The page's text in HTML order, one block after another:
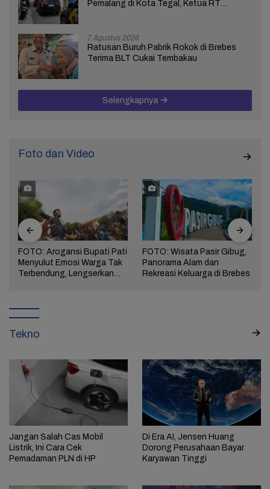
Pemalang di Kota Tegal, Ketua RT
7 Agustus 2026
Ratusan Buruh Pabrik Rokok di Brebes
Terima BLT Cukai Tembakau
Selengkapnya
Foto dan Video
FOTO: Arogansi Bupati Pati
Menyulut Emosi Warga Tak
Terbendung, Lengserkan
FOTO: Wisata Pasir Gibug,
Panorama Alam dan
Rekreasi Keluarga di Brebes
Tekno
Jangan Salah Cas Mobil
Listrik, Ini Cara Cek
Pemadaman PLN di HP
Di Era AI, Jensen Huang
Dorong Perusahaan Bayar
Karyawan Tinggi